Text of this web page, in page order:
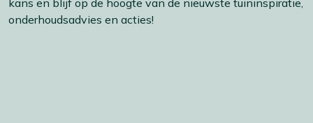
onderhoudsadvies en acties!